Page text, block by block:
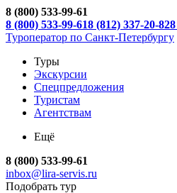
8 (800) 533-99-61
8 (800) 533-99-618 (812) 337-20-82
Туроператор по Санкт-Петербургу
Туры
Экскурсии
Спецпредложения
Туристам
Агентствам
Ещё
8 (800) 533-99-61
inbox@lira-servis.ru
Подобрать тур